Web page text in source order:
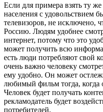
Если для примера взять ту
населения с удовольствием
телевизоров, не исключено,
Россию. Людям удобнее
интернет, потому что это
может получить всю
есть люди потребляют свой
очень важно человеку
ему удобно. Он может
любимый фильм тогда, когда
Человек будет получать
рекламодатель будет
потребителей.